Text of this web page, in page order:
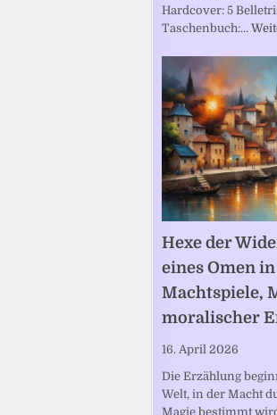
Hardcover: 5
Taschenbuch:…
Hexe der
eines Omen
Machtspiele,
moralischer
16. April 2026
Die Erzählung
Welt, in der Macht
Magie bestimmt